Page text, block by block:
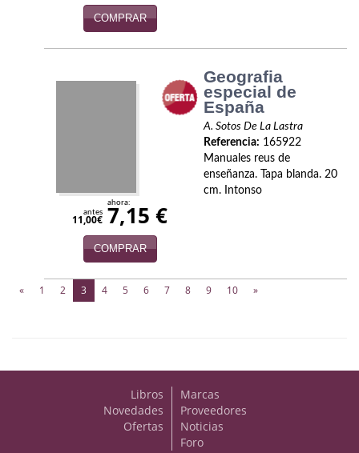
COMPRAR
Geografia
especial de
España
A. Sotos De La Lastra
Referencia: 165922
Manuales reus de
enseñanza. Tapa blanda. 20
cm. Intonso
antes
11,00€
ahora:
7,15 €
COMPRAR
« 1 2 3 (current)
4 5 6 7 8 9 10 »
Libros
Novedades
Ofertas
Marcas
Proveedores
Noticias
Foro